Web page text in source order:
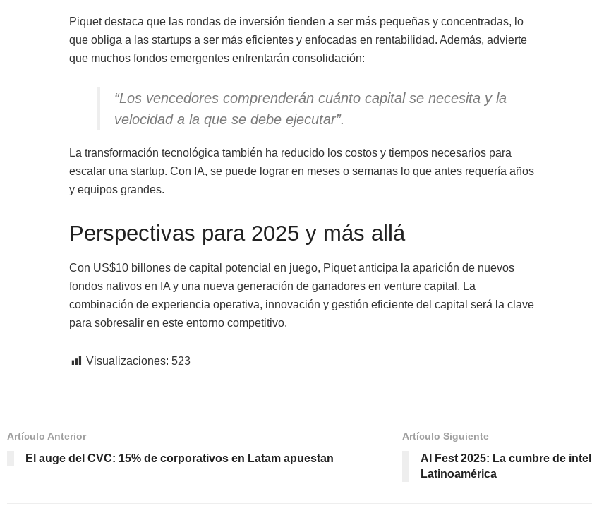
Piquet destaca que las rondas de inversión tienden a ser más pequeñas y concentradas, lo
que obliga a las startups a ser más eficientes y enfocadas en rentabilidad. Además, advierte
que muchos fondos emergentes enfrentarán consolidación:
“Los vencedores comprenderán cuánto capital se necesita y la
velocidad a la que se debe ejecutar”.
La transformación tecnológica también ha reducido los costos y tiempos necesarios para
escalar una startup. Con IA, se puede lograr en meses o semanas lo que antes requería años
y equipos grandes.
Perspectivas para 2025 y más allá
Con US$10 billones de capital potencial en juego, Piquet anticipa la aparición de nuevos
fondos nativos en IA y una nueva generación de ganadores en venture capital. La
combinación de experiencia operativa, innovación y gestión eficiente del capital será la clave
para sobresalir en este entorno competitivo.
Visualizaciones: 523
Artículo Anterior
El auge del CVC: 15% de corporativos en Latam apuestan
Artículo Siguiente
AI Fest 2025: La cumbre de
Latinoamérica